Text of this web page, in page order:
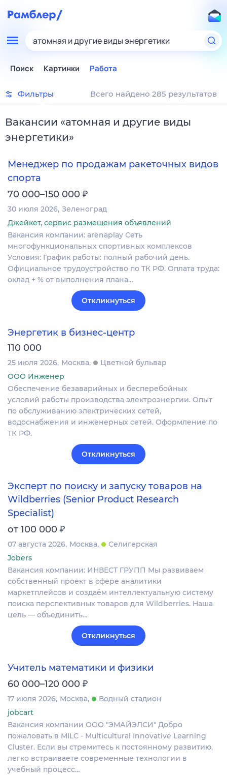
атомная и другие виды энергетики
Поиск Картинки Работа
Фильтры Всего найдено 285 результатов
Вакансии «атомная и другие виды
энергетики»
Менеджер по продажам ракеточных видов
спорта
70 000–150 000 ₽
30 июля 2026 Зеленоград
Джейкет, сервис размещения объявлений
Вакансия компании: arenaplay Сеть
многофункциональных спортивных комплексов
Условия: График работы: полный рабочий день.
Официальное трудоустройство по ТК РФ. Оплата труда:
оклад + % от выполнения плана…
Откликнуться
Энергетик в бизнес-центр
110 000
25 июля 2026 Москва
Цветной бульвар
ООО Инженер
Обеспечение безаварийных и бесперебойных
условий работы производства электроэнергии. Опыт
по обслуживанию электрических сетей,
водоснабжения и инженерных сетей. Оформление по
ТК РФ.
Откликнуться
Эксперт по поиску и запуску товаров на
Wildberries (Senior Product Research
Specialist)
от 100 000 ₽
07 августа 2026 Москва
Селигерская
Jobers
Вакансия компании: ИНВЕСТ ГРУПП Мы развиваем
собственный проект в сфере аналитики
маркетплейсов и создаём интеллектуальную систему
поиска перспективных товаров для Wildberries. Наша
цель — объединить…
Откликнуться
Учитель математики и физики
60 000–120 000 ₽
17 июля 2026 Москва
Водный стадион
jobcart
Вакансия компании ООО "ЭМАЙЭЛСИ" Добро
пожаловать в MILC - Multicultural Innovative Learning
Cluster. Если вы стремитесь к постоянному развитию,
легко встраиваете современные технологии в
учебный процесс…